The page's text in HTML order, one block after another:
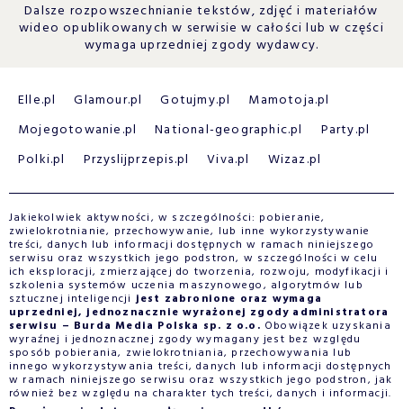
Dalsze rozpowszechnianie tekstów, zdjęć i materiałów
wideo opublikowanych w serwisie w całości lub w części
wymaga uprzedniej zgody wydawcy.
Elle.pl Glamour.pl Gotujmy.pl
Mamotoja.pl
Mojegotowanie.pl
National-geographic.pl
Party.pl
Polki.pl
Przyslijprzepis.pl Viva.pl Wizaz.pl
Jakiekolwiek aktywności, w szczególności: pobieranie,
zwielokrotnianie, przechowywanie, lub inne wykorzystywanie
treści, danych lub informacji dostępnych w ramach niniejszego
serwisu oraz wszystkich jego podstron, w szczególności w celu
ich eksploracji, zmierzającej do tworzenia, rozwoju, modyfikacji i
szkolenia systemów uczenia maszynowego, algorytmów lub
sztucznej inteligencjijest zabronione oraz wymaga
uprzedniej, jednoznacznie wyrażonej zgody administratora
serwisu – Burda Media Polska sp. z o.o. Obowiązek uzyskania
wyraźnej i jednoznacznej zgody wymagany jest bez względu
sposób pobierania, zwielokrotniania, przechowywania lub
innego wykorzystywania treści, danych lub informacji dostępnych
w ramach niniejszego serwisu oraz wszystkich jego podstron, jak
również bez względu na charakter tych treści, danych i informacji.